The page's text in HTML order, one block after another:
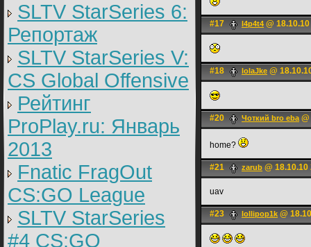
SLTV StarSeries 6:
Репортаж
SLTV StarSeries V:
CS Global Offensive
Рейтинг
ProPlay.ru: Январь
2013
Fnatic FragOut
CS:GO League
SLTV StarSeries
#4 CS:GO
#17 l4p4t4 @
#18 lolaJke @
#20 Чоткий bro eba@
home?
#21 zarub @ 18.10.10
uav
#23 lollipop1k @